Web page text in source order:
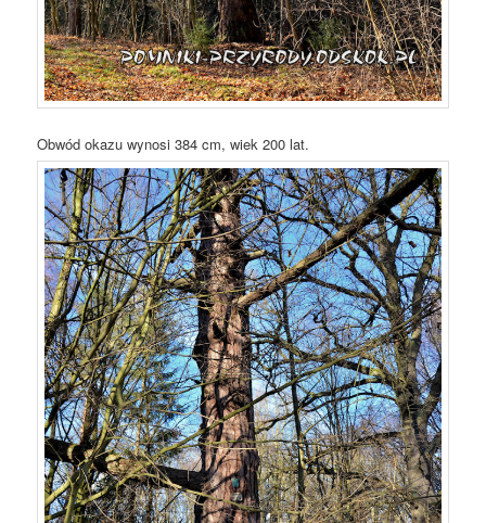
Obwód okazu wynosi 384 cm, wiek 200 lat.